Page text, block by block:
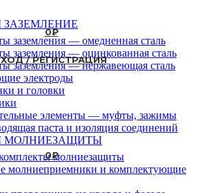
0₽
/ РЕГИСТРАЦИЯ
0₽
заземления — омедненная сталь
заземления — оцинкованная сталь
заземления — нержавеющая сталь
электроды
и головки
элементы — муфты, зажимы
паста и изоляция соединений
МОЛНИЕЗАЩИТЫ
молниезащиты
молниеприемники и комплектующие